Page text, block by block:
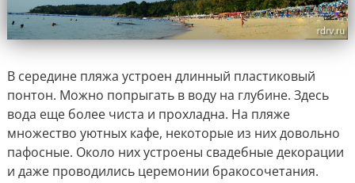
В середине пляжа устроен длинный пластиковый
понтон. Можно попрыгать в воду на глубине. Здесь
вода еще более чиста и прохладна. На пляже
множество уютных кафе, некоторые из них довольно
пафосные. Около них устроены свадебные декорации
и даже проводились церемонии бракосочетания.